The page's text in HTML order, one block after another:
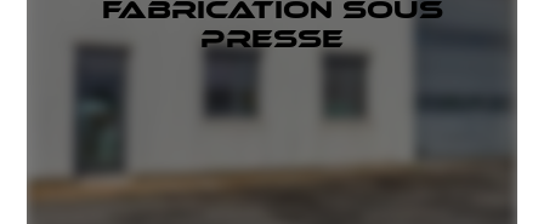
Fabrication sous
presse